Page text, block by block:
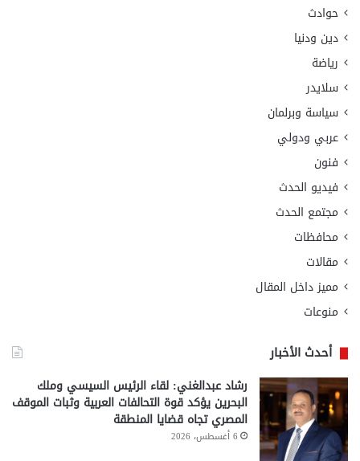
حوادث
دين ودنيا
رياضة
سلايدر
سياسة وبرلمان
عربي ودولي
فنون
فيديو الحدث
مجتمع الحدث
محافظات
مقالات
مميز داخل المقال
منوعات
أحدث الأخبار
رشاد عبدالغني: لقاء الرئيس السيسي وملك
البحرين يؤكد قوة التحالفات العربية وثبات الموقف
المصري تجاه قضايا المنطقة
6 أغسطس، 2026